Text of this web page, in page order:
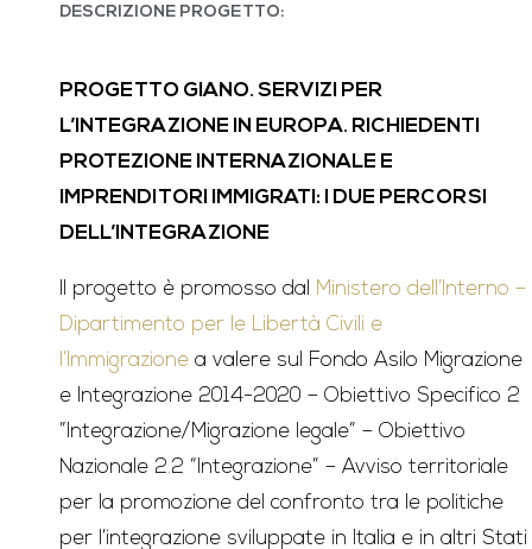
DESCRIZIONE PROGETTO:
PROGETTO GIANO. SERVIZI PER
L’INTEGRAZIONE IN EUROPA. RICHIEDENTI
PROTEZIONE INTERNAZIONALE E
IMPRENDITORI IMMIGRATI: I DUE PERCORSI
DELL’INTEGRAZIONE
Il progetto è promosso dal
Ministero dell’Interno –
Dipartimento per le Libertà Civili e
l’Immigrazione a valere sul Fondo Asilo Migrazione
e Integrazione 2014-2020 – Obiettivo Specifico 2
”Integrazione/Migrazione legale” – Obiettivo
Nazionale 2.2 “Integrazione” – Avviso territoriale
per la promozione del confronto tra le politiche
per l’integrazione sviluppate in Italia e in altri Stati